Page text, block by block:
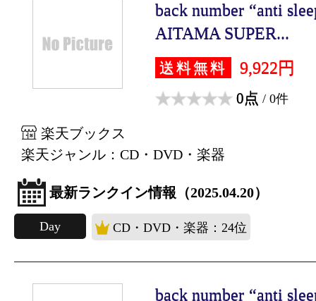
back number “anti
AITAMA SUPER...
送料無料 9,922円
0点 / 0件
楽天ブックス
楽天ジャンル：CD・DVD・楽器
最新ランクイン情報（2025.04.20）
Day CD・DVD・楽器：24位
back number “anti